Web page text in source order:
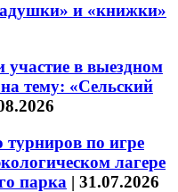
и «книжки»
в выездном
тему: «Сельский
турниров по игре
лагере
парка | 31.07.2026